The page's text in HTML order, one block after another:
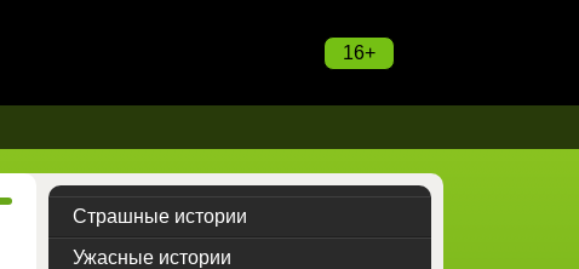
16+
Страшные истории
Ужасные истории